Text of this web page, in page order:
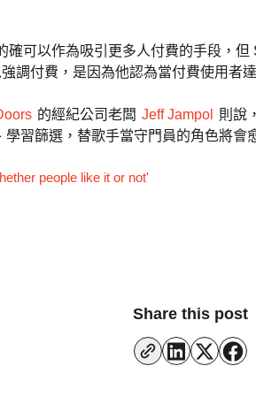
確可以作為吸引更多人付費的手段，
調付費，是因為他認為當付費使用者
的經紀公司老闆 Jeff Jampol
則說
習篩選，替歌手當守門員的角色將會
people like it or not'
Share this post